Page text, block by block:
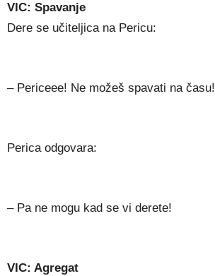
VIC: Spavanje
Dere se učiteljica na Pericu:
– Periceee! Ne možeš spavati na času!
Perica odgovara:
– Pa ne mogu kad se vi derete!
VIC: Agregat